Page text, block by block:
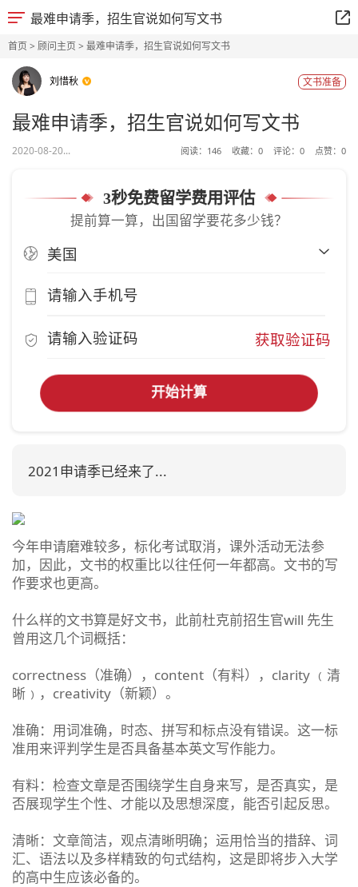
最难申请季，招生官说如何写文书
首页> 顾问主页> 最难申请季，招生官说如何写文书
刘惜秋 文书准备
最难申请季，招生官说如何写文书
2020-08-20... 阅读： 146 收藏： 0 评论： 0 点赞： 0
3秒免费留学费用评估
提前算一算，出国留学要花多少钱？
获取验证码
开始计算
2021申请季已经来了...
今年申请磨难较多，标化考试取消，课外活动无法参
加，因此，文书的权重比以往任何一年都高。文书的写
作要求也更高。
什么样的文书算是好文书，此前杜克前招生官will 先生
曾用这几个词概括：
correctness（准确），content（有料），clarity ﹙清
晰﹚，creativity（新颖）。
准确：用词准确，时态、拼写和标点没有错误。这一标
准用来评判学生是否具备基本英文写作能力。
有料：检查文章是否围绕学生自身来写，是否真实，是
否展现学生个性、才能以及思想深度，能否引起反思。
清晰：文章简洁，观点清晰明确；运用恰当的措辞、词
汇、语法以及多样精致的句式结构，这是即将步入大学
的高中生应该必备的。